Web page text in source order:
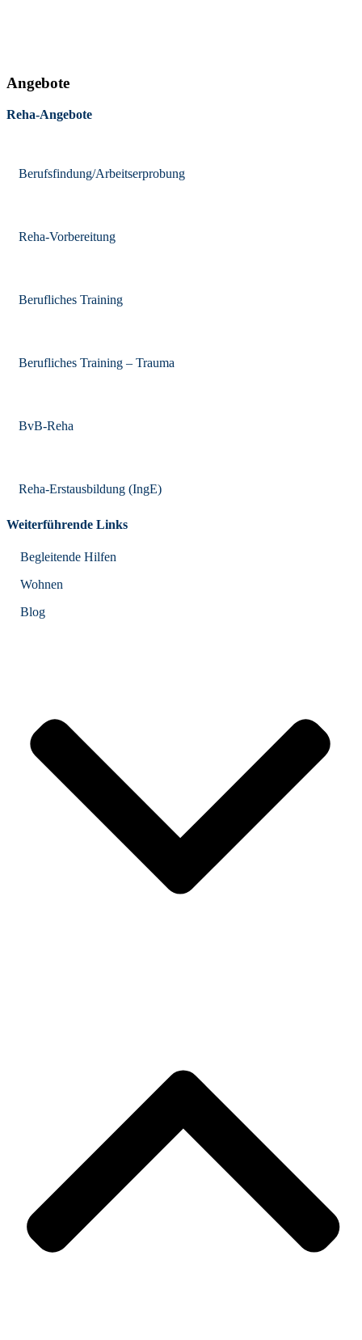
Angebote
Reha-Angebote
Berufsfindung/Arbeitserprobung
Reha-Vorbereitung
Berufliches Training
Berufliches Training – Trauma
BvB-Reha
Reha-Erstausbildung (IngE)
Weiterführende Links
Begleitende Hilfen
Wohnen
Blog